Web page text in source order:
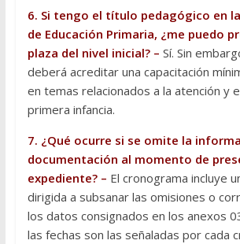
6. Si tengo el título pedagógico en
de Educación Primaria, ¿me puedo
plaza del nivel inicial? – Sí. Sin
deberá acreditar una capacitación
en temas relacionados a la atención y
primera infancia.
7. ¿Qué ocurre si se omite la
documentación al momento de
expediente? – El cronograma incluye
dirigida a subsanar las omisiones o
los datos consignados en los anexos
las fechas son las señaladas por cada